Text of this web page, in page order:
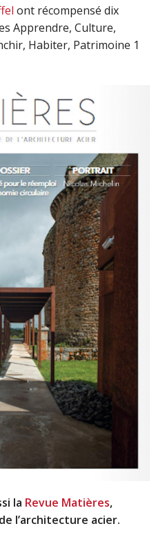
ont récompensé dix
Apprendre, Culture,
Habiter, Patrimoine 1
la Revue Matières,
l’architecture acier.